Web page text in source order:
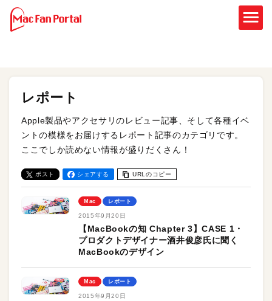
レポート
Apple製品やアクセサリのレビュー記事、そして各種イベ
ントの模様をお届けするレポート記事のカテゴリです。
ここでしか読めない情報が盛りだくさん！
ポスト シェアする URLのコピー
Mac レポート
2015年9月20日
【MacBookの知 Chapter 3】CASE 1・
プロダクトデザイナー酒井俊彦氏に聞く
MacBookのデザイン
Mac レポート
2015年9月20日